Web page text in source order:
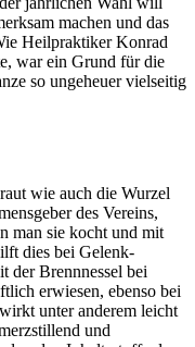
machen und das
Heilpraktiker Konrad
war ein Grund für die
so ungeheuer vielseitig
wie auch die Wurzel
des Vereins,
man sie kocht und mit
dies bei Gelenk-
der Brennnessel bei
erwiesen, ebenso bei
unter anderem leicht
und